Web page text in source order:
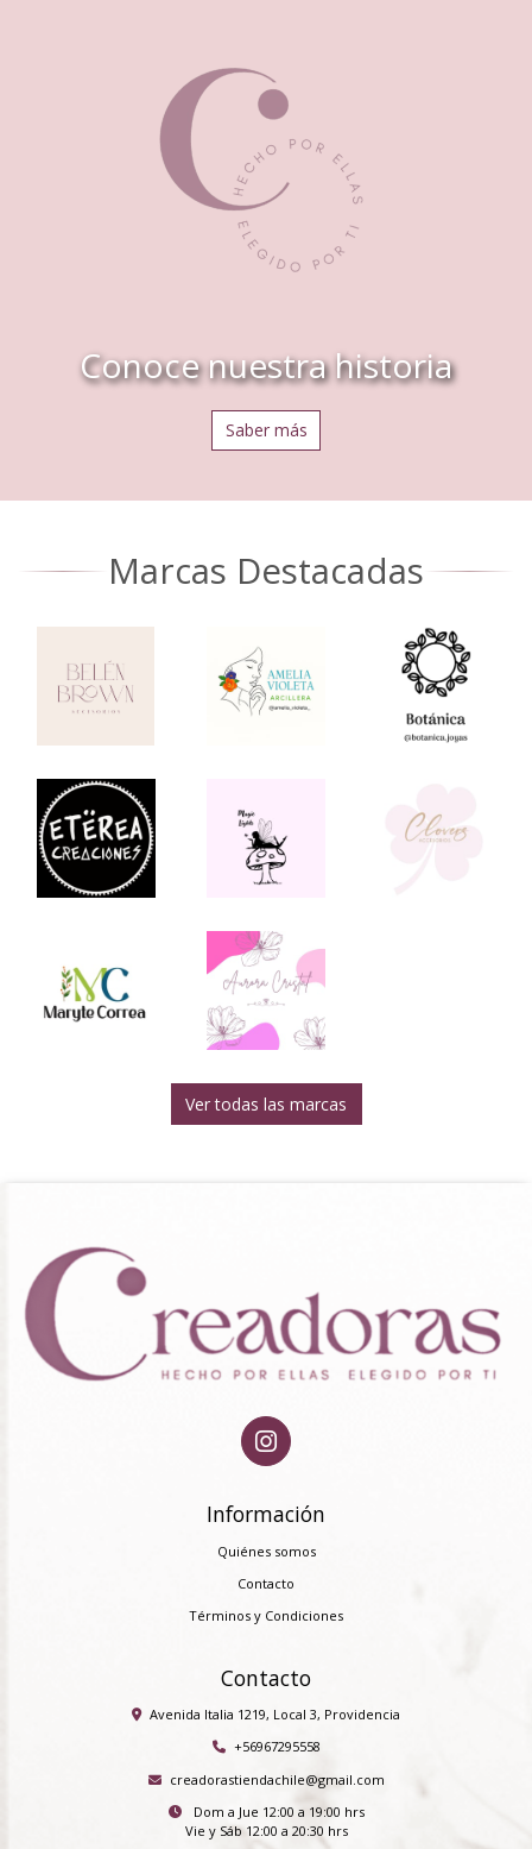
Conoce nuestra historia
Saber más
Marcas Destacadas
Ver todas las marcas
Información
Quiénes somos
Contacto
Términos y Condiciones
Contacto
Avenida Italia 1219, Local 3, Providencia
+56967295558
creadorastiendachile@gmail.com
Dom a Jue 12:00 a 19:00 hrs
Vie y Sáb 12:00 a 20:30 hrs